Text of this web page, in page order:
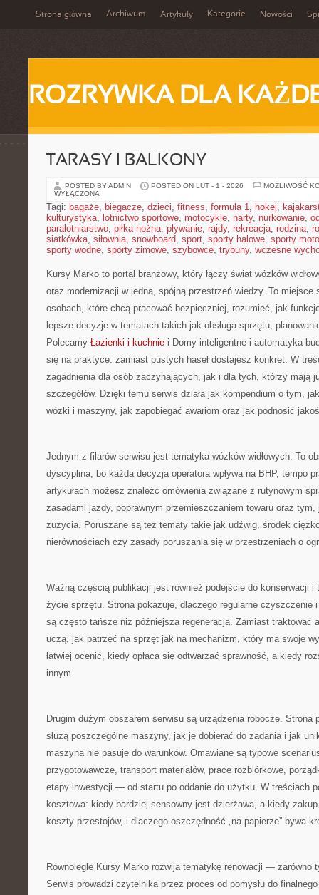
Strona główna Archiwum Artykuły Kategorie Nowości
ROZRYWKA DLA
TARASY I BALKONY
POSTED BY ADMIN POSTED ON LUT - 1 - 2026
MOŻLIWOŚĆ
WYŁĄCZONA
Tagi: bagaże, biegacze, dzieci, fitness, formuła 1, hokej,
kulturystyka, lotnictwo sportowe, motocykle, narty, nurkowanie,
paralotniarstwo, piłka nożna, pływanie, rajdy, rekreacja, rodzina,
siatkówka, siłownia, snowboard, sport, sporty halowe, sporty
sporty wodne, sporty zimowe, szybowce, trybuny, wczesne
Kursy Marko to portal branżowy, który łączy świat wózków
oraz modernizacji w jedną, spójną przestrzeń wiedzy. To miejsce
osobach, które chcą pracować bezpieczniej, rozumieć, jak
lepsze decyzje w tematach takich jak obsługa sprzętu,
Polecamy Łazienki i kuchnie i Domy inteligentne i automatyka
się na praktyce: zamiast pustych haseł dostajesz konkret. W
zagadnienia dla osób zaczynających, jak i dla tych, którzy mają
szczegółów. Dzięki temu serwis działa jak kompendium o tym,
wózki i maszyny, jak zapobiegać awariom oraz jak podnosić
Jednym z filarów serwisu jest tematyka wózków widłowych. To
dyscyplina, bo każda decyzja operatora wpływa na BHP, tempo
artykułach możesz znaleźć omówienia związane z rutynowym
zasadami jazdy, poprawnym przemieszczaniem towaru oraz tym,
zużycia. Poruszane są też tematy takie jak udźwig, środek
nierównościach czy zasady poruszania się w przestrzeniach o
Ważną częścią publikacji jest również podejście do konserwacji i
życie sprzętu. Strona pokazuje, dlaczego regularne czyszczenie
są często tańsze niż późniejsza regeneracja. Zamiast traktować
uczą, jak patrzeć na sprzęt jak na mechanizm, który ma swoje
łatwiej ocenić, kiedy opłaca się odtwarzać sprawność, a kiedy
innym.
Drugim dużym obszarem serwisu są urządzenia robocze. Strona
służą poszczególne maszyny, jak je dobierać do zadania i jak
maszyna nie pasuje do warunków. Omawiane są typowe
przygotowawcze, transport materiałów, prace rozbiórkowe,
etapy inwestycji — od startu po oddanie do użytku. W treściach
kosztowa: kiedy bardziej sensowny jest dzierżawa, a kiedy
koszty przestojów, i dlaczego oszczędność „na papierze” bywa
Równolegle Kursy Marko rozwija tematykę renowacji — zarówno
Serwis prowadzi czytelnika przez proces od pomysłu do